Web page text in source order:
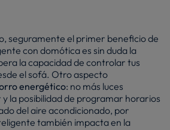
seguramente el primer beneficio de
con domótica es sin duda la
la capacidad de controlar tus
el sofá. Otro aspecto
energético: no más luces
la posibilidad de programar horarios
del aire acondicionado, por
también impacta en la